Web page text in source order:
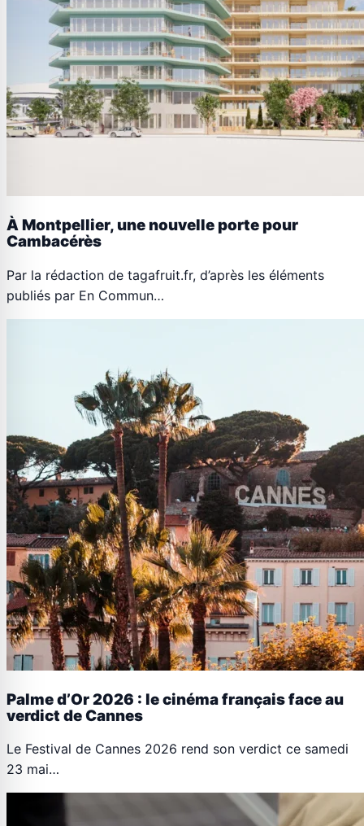
À Montpellier, une nouvelle porte pour
Cambacérès
Par la rédaction de tagafruit.fr, d’après les éléments
publiés par En Commun…
Palme d’Or 2026 : le cinéma français face au
verdict de Cannes
Le Festival de Cannes 2026 rend son verdict ce samedi
23 mai…